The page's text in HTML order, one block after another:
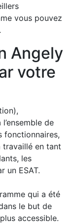
vous pouvez
Angely
votre
l’ensemble de
fonctionnaires,
travaillé en tant
les
un ESAT.
qui a été
le but de
plus accessible.